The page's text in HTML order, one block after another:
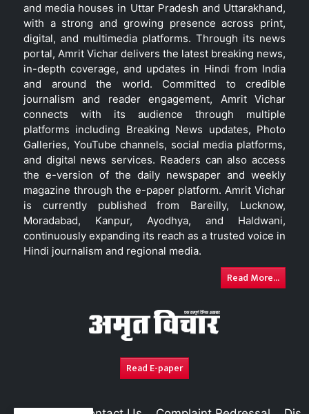
and media houses in Uttar Pradesh and Uttarakhand,
with a strong and growing presence across print,
digital, and multimedia platforms. Through its news
portal, Amrit Vichar delivers the latest breaking news,
in-depth coverage, and updates in Hindi from India
and around the world. Committed to credible
journalism and reader engagement, Amrit Vichar
connects with its audience through multiple
platforms including Breaking News updates, Photo
Galleries, YouTube channels, social media platforms,
and digital news services. Readers can also access
the e-version of the daily newspaper and weekly
magazine through the e-paper platform. Amrit Vichar
is currently published from Bareilly, Lucknow,
Moradabad, Kanpur, Ayodhya, and Haldwani,
continuously expanding its reach as a trusted voice in
Hindi journalism and regional media.
Read More...
Read E-paper